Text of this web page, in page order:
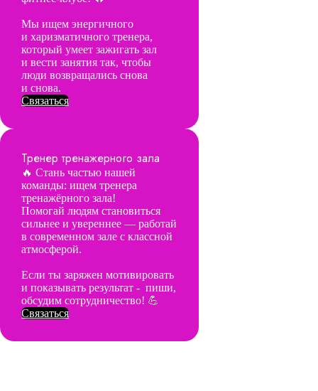
Мы ищем энергичного
и харизматичного тренера,
который умеет зажигать зал
и вести занятия так, чтобы
люди возвращались снова
и снова.
Связаться
Тренер тренажерного зала
🔥 Стань частью нашей
команды: ищем тренера
тренажёрного зала!
Помогай людям становиться
сильнее и увереннее — работай
в современном зале с классной
атмосферой.
Если ты заряжен мотивировать
и показывать результат - пиши,
обсудим сотрудничество! 💪
Связаться